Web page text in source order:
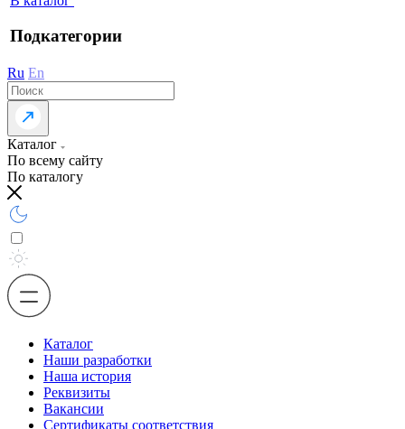
Подкатегории
Ru En
Каталог
По всему сайту
По каталогу
Каталог
Наши разработки
Наша история
Реквизиты
Вакансии
Сертификаты соответствия